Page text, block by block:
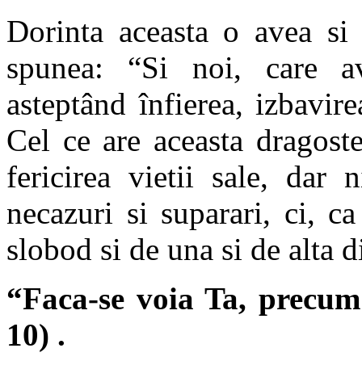
Dorinta aceasta o avea
spunea: “Si noi, care
asteptând înfierea,
Cel ce are aceasta
fericirea vietii sale, dar
necazuri si suparari, ci,
slobod si de una si de alta
“Faca-se voia Ta,
10) .